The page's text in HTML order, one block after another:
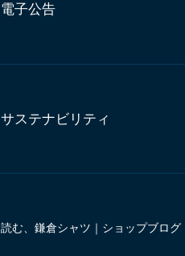
電子公告
サステナビリティ
読む、鎌倉シャツ｜ショップブログ